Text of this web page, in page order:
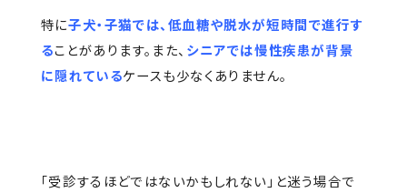
特に子犬・子猫では、低血糖や脱水が短時間で進行す
ることがあります。また、 シニアでは慢性疾患が背景
に隠れているケースも少なくありません。
「受診するほどではないかもしれない」と迷う場合で